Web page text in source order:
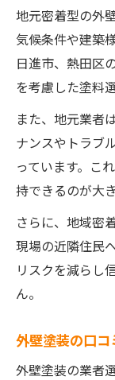
地元密着型の外
気候条件や建築
日進市、熱田区
を考慮した塗料
また、地元業者
ナンスやトラブ
っています。こ
持できるのが大
さらに、地域密
現場の近隣住民
リスクを減らし
ん。
外壁塗装の口
外壁塗装の業者